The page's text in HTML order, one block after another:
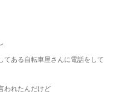
てある自転車屋さんに電話をして
われたんだけど